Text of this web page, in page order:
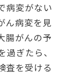
病変がない
ん病変を見
腸がんの予
ぎたら、
査を受ける